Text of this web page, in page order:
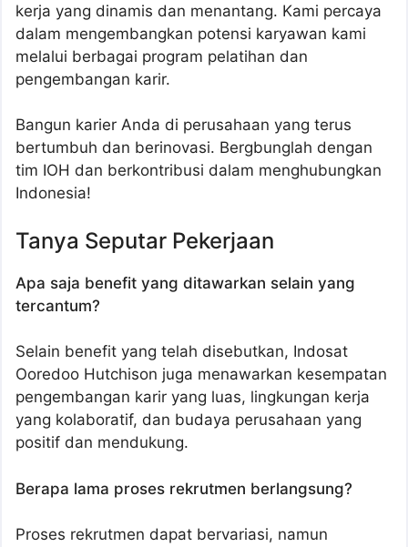
kerja yang dinamis dan menantang. Kami percaya
dalam mengembangkan potensi karyawan kami
melalui berbagai program pelatihan dan
pengembangan karir.
Bangun karier Anda di perusahaan yang terus
bertumbuh dan berinovasi. Bergbunglah dengan
tim IOH dan berkontribusi dalam menghubungkan
Indonesia!
Tanya Seputar Pekerjaan
Apa saja benefit yang ditawarkan selain yang
tercantum?
Selain benefit yang telah disebutkan, Indosat
Ooredoo Hutchison juga menawarkan kesempatan
pengembangan karir yang luas, lingkungan kerja
yang kolaboratif, dan budaya perusahaan yang
positif dan mendukung.
Berapa lama proses rekrutmen berlangsung?
Proses rekrutmen dapat bervariasi, namun